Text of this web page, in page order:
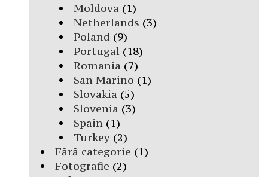
Moldova (1)
Netherlands (3)
Poland (9)
Portugal(18)
Romania (7)
San Marino (1)
Slovakia (5)
Slovenia (3)
Spain(1)
Turkey(2)
Fără categorie (1)
Fotografie (2)